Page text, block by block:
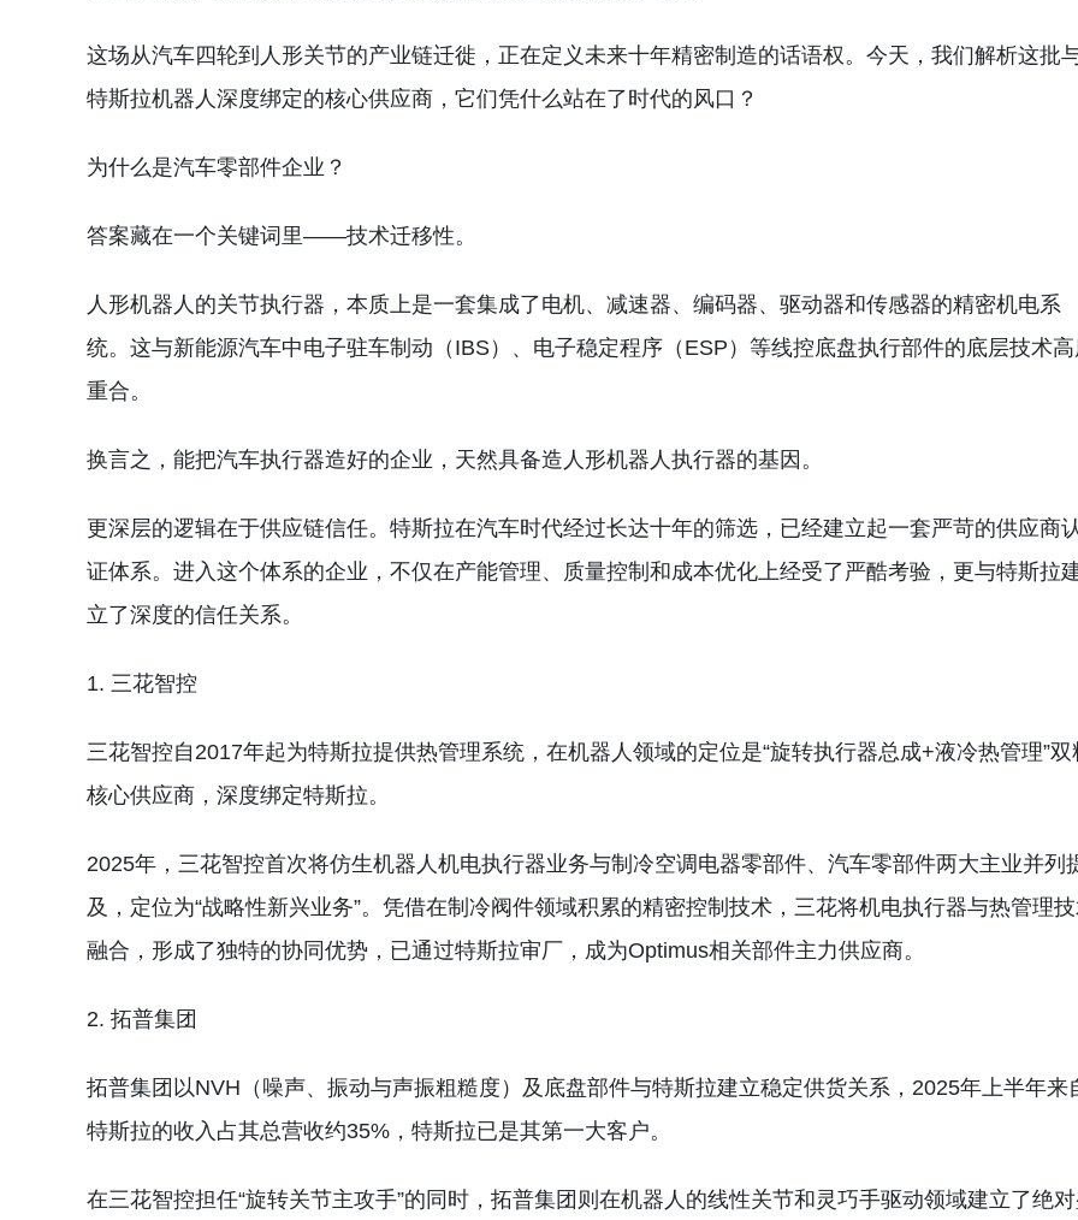
这场从汽车四轮到人形关节的产业链迁徙，正在定义未来十年精密制造的话语权。今天，我们解析这批
特斯拉机器人深度绑定的核心供应商，它们凭什么站在了时代的风口？
为什么是汽车零部件企业？
答案藏在一个关键词里——技术迁移性。
人形机器人的关节执行器，本质上是一套集成了电机、减速器、编码器、驱动器和传感器的精密机电系
统。这与新能源汽车中电子驻车制动（IBS）、电子稳定程序（ESP）等线控底盘执行部件的底层技术
重合。
换言之，能把汽车执行器造好的企业，天然具备造人形机器人执行器的基因。
更深层的逻辑在于供应链信任。特斯拉在汽车时代经过长达十年的筛选，已经建立起一套严苛的供应商
证体系。进入这个体系的企业，不仅在产能管理、质量控制和成本优化上经受了严酷考验，更与特斯拉
立了深度的信任关系。
1. 三花智控
三花智控自2017年起为特斯拉提供热管理系统，在机器人领域的定位是“旋转执行器总成+液冷热管理”双
核心供应商，深度绑定特斯拉。
2025年，三花智控首次将仿生机器人机电执行器业务与制冷空调电器零部件、汽车零部件两大主业并列
及，定位为“战略性新兴业务”。凭借在制冷阀件领域积累的精密控制技术，三花将机电执行器与热管理
融合，形成了独特的协同优势，已通过特斯拉审厂，成为Optimus相关部件主力供应商。
2. 拓普集团
拓普集团以NVH（噪声、振动与声振粗糙度）及底盘部件与特斯拉建立稳定供货关系，2025年上半年来
特斯拉的收入占其总营收约35%，特斯拉已是其第一大客户。
在三花智控担任“旋转关节主攻手”的同时，拓普集团则在机器人的线性关节和灵巧手驱动领域建立了绝